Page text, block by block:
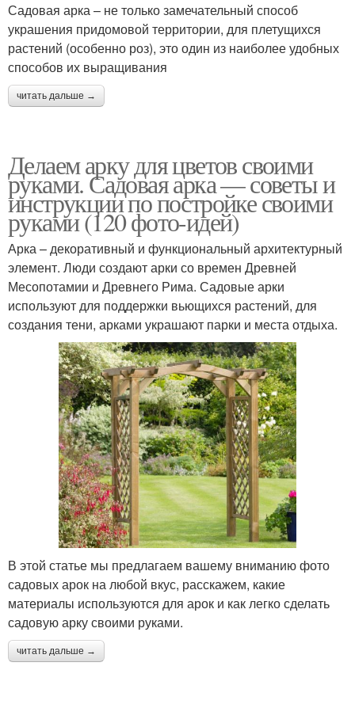
Садовая арка – не только замечательный способ
украшения придомовой территории, для плетущихся
растений (особенно роз), это один из наиболее удобных
способов их выращивания
читать дальше →
Делаем арку для цветов своими
руками. Садовая арка — советы и
инструкции по постройке своими
руками (120 фото-идей)
Арка – декоративный и функциональный архитектурный
элемент. Люди создают арки со времен Древней
Месопотамии и Древнего Рима. Садовые арки
используют для поддержки вьющихся растений, для
создания тени, арками украшают парки и места отдыха.
В этой статье мы предлагаем вашему вниманию фото
садовых арок на любой вкус, расскажем, какие
материалы используются для арок и как легко сделать
садовую арку своими руками.
читать дальше →